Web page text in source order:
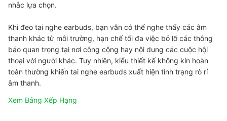
nhắc lựa chọn.
Khi đeo tai nghe earbuds, bạn vẫn có thể nghe thấy các âm
thanh khác từ môi trường, hạn chế tối đa việc bỏ lỡ các thông
báo quan trọng tại nơi công cộng hay nội dung các cuộc hội
thoại với người khác. Tuy nhiên, kiểu thiết kế không kín hoàn
toàn thường khiến tai nghe earbuds xuất hiện tình trạng rò rỉ
âm thanh.
Xem Bảng Xếp Hạng